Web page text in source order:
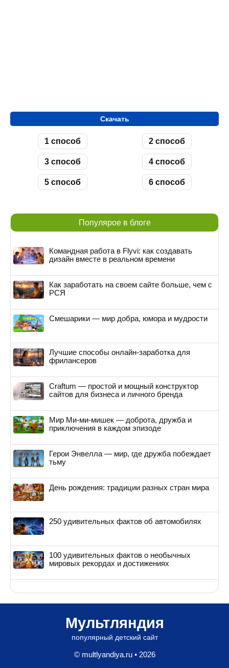
Скачать
1 способ 2 способ
3 способ 4 способ
5 способ 6 способ
Популярое в блоге
Командная работа в Flyvi: как создавать
дизайн вместе в реальном времени
Как заработать на своем сайте больше, чем с
РСЯ
Смешарики — мир добра, юмора и мудрости
Лучшие способы онлайн-заработка для
фрилансеров
Craftum — простой и мощный конструктор
сайтов для бизнеса и личного бренда
Мир Ми-ми-мишек — доброта, дружба и
приключения в каждом эпизоде
Герои Энвелла — мир, где дружба побеждает
тьму
День рождения: традиции разных стран мира
250 удивительных фактов об автомобилях
100 удивительных фактов о необычных
мировых рекордах и достижениях
Мультляндия
популярный детский сайт
© multlyandiya.ru • 2026